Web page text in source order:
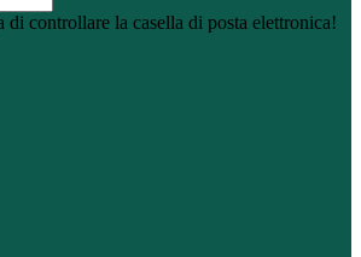
di controllare la casella di posta elettronica!